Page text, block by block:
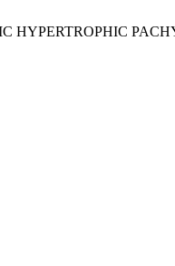
HYPERTROPHIC